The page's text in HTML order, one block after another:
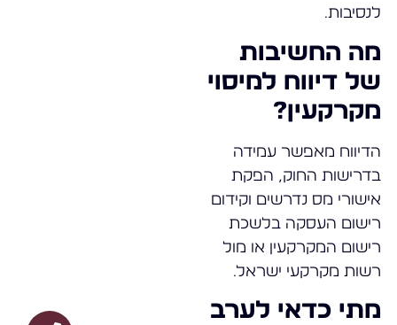
לנסיבות.
מה החשיבות
של דיווח למיסוי
מקרקעין?
הדיווח מאפשר עמידה
בדרישות החוק, הפקת
אישורי מס נדרשים וקידום
רישום העסקה בלשכת
רישום המקרקעין או מול
רשות מקרקעי ישראל.
מתי כדאי לערב